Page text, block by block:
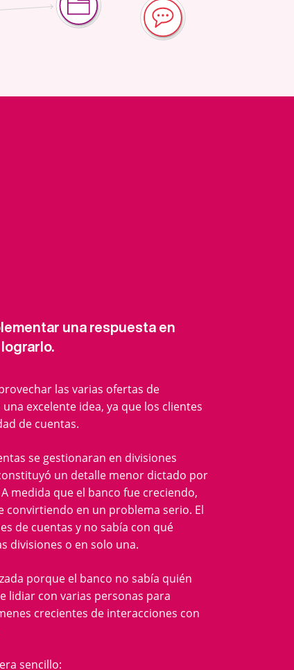
una respuesta en
las varias ofertas de
excelente idea, ya que los clientes
de cuentas.
se gestionaran en divisiones
un detalle menor dictado por
medida que el banco fue creciendo,
convirtiendo en un problema serio. El
de cuentas y no sabía con qué
divisiones o en solo una.
porque el banco no sabía quién
lidiar con varias personas para
crecientes de interacciones con
sencillo: